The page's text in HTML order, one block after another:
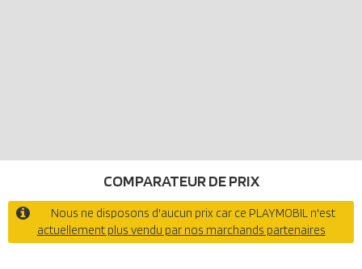
COMPARATEUR DE PRIX
Nous ne disposons d'aucun prix car ce PLAYMOBIL n'est
actuellement plus vendu par nos marchands partenaires